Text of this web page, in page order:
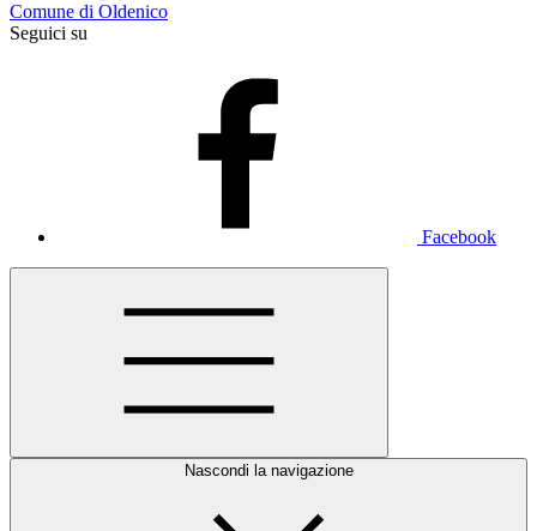
Comune di Oldenico
Seguici su
Facebook
Nascondi la navigazione